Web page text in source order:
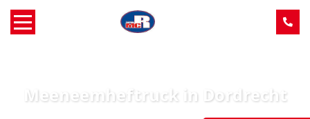
Over MCR
Meeneemheftruck in Dordrecht